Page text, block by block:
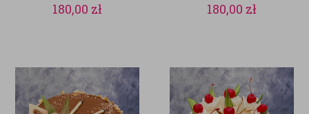
180,00 zł 180,00 zł